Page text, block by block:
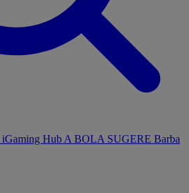
iGaming Hub A BOLA SUGERE Barba